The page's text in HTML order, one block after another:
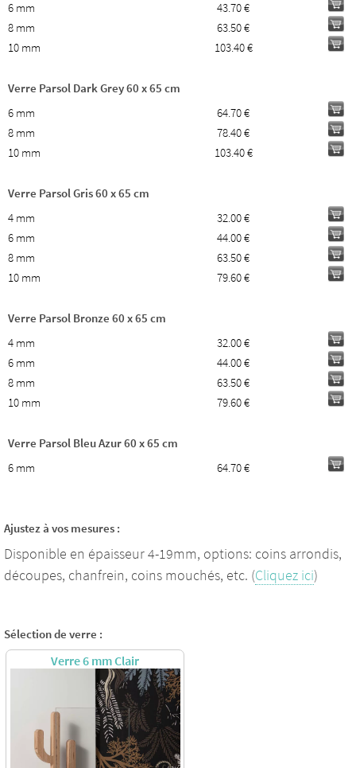
6 mm
43.70 €
8 mm
63.50 €
10 mm
103.40 €
Verre Parsol Dark Grey 60 x 65 cm
6 mm
64.70 €
8 mm
78.40 €
10 mm
103.40 €
Verre Parsol Gris 60 x 65 cm
4 mm
32.00 €
6 mm
44.00 €
8 mm
63.50 €
10 mm
79.60 €
Verre Parsol Bronze 60 x 65 cm
4 mm
32.00 €
6 mm
44.00 €
8 mm
63.50 €
10 mm
79.60 €
Verre Parsol Bleu Azur 60 x 65 cm
6 mm
64.70 €
Ajustez à vos mesures :
Disponible en épaisseur 4-19mm, options: coins arrondis,
découpes, chanfrein, coins mouchés, etc. (Cliquez ici)
Sélection de verre :
Verre 6 mm Clair